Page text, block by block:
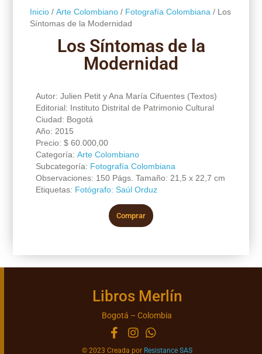
Inicio/ Arte Colombiano/ Fotografía Colombiana / Los
Síntomas de la Modernidad
Los Síntomas de la
Modernidad
Autor: Julien Petit y Ana María Cifuentes (Textos)
Editorial: Instituto Distrital de Patrimonio Cultural
Ciudad: Bogotá
Año: 2015
Precio: $60.000,00
Categoría: Arte Colombiano
Subcategoría: Fotografía Colombiana
Observaciones: 150 Págs. Tamaño: 21,5 x 22,7 cm
Etiquetas: Fotógrafo: Saúl Orduz
Comprar
Libros Merlín
Bogotá – Colombia
© 2023 Creada por Resistance SAS